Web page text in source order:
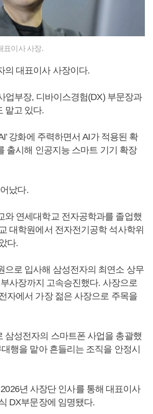
표이사 사장.
의 대표이사 사장이다.
업부장, 디바이스경험(DX) 부문장과
맡고 있다.
강화에 주력하면서 AI가 적용된 확
출시해 인공지능 스마트 기기 확장
났다.
와 연세대학교 전자공학과를 졸업했
대학원에서 전자전기공학 석사학위
다.
으로 입사해 삼성전자의 최연소 상무
사장까지 고속승진했다. 사장으로
자에서 가장 젊은 사장으로 주목을
삼성전자의 스마트폰 사업을 총괄했
행을 맡아 흔들리는 조직을 안정시
년 사장단 인사를 통해 대표이사
DX부문장에 임명됐다.